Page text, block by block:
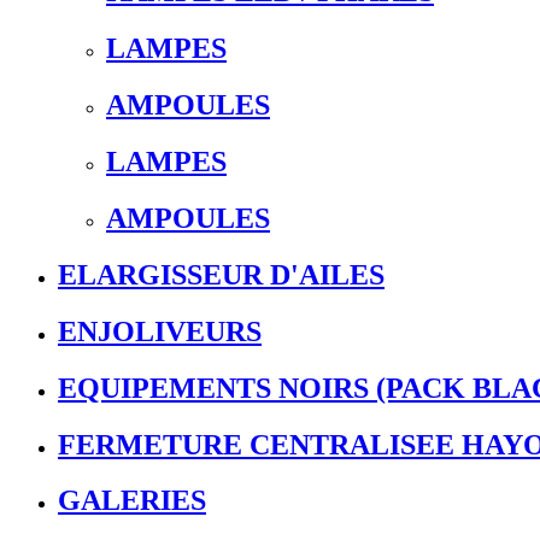
LAMPES
AMPOULES
LAMPES
AMPOULES
ELARGISSEUR D'AILES
ENJOLIVEURS
EQUIPEMENTS NOIRS (PACK
FERMETURE CENTRALISEE
GALERIES